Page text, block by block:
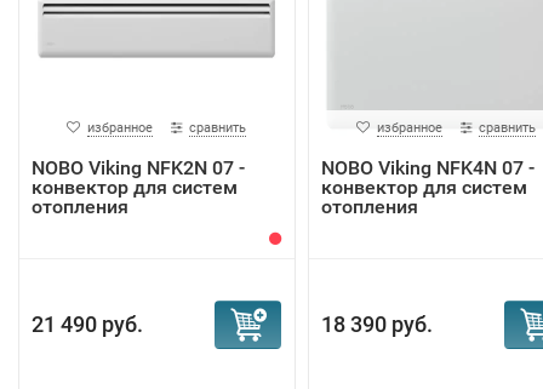
избранное сравнить
NOBO Viking NFK2N 07 -
конвектор для систем
отопления
21 490 руб.
избранное сравнить
NOBO Viking NFK4N 07 -
конвектор для систем
отопления
18 390 руб.